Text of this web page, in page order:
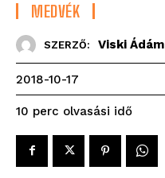
MEDVÉK
SZERZŐ: Viski Ádám
2018-10-17
10 perc olvasási idő